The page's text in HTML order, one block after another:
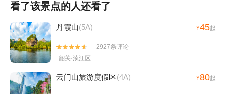
看了该景点的人还看了
丹霞山(5A) ¥45起


2927条评论
韶关·浈江区
云门山旅游度假区(4A) ¥80起